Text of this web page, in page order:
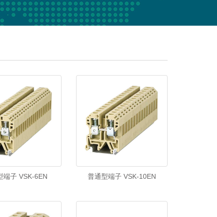
端子 VSK-6EN 普通型端子 VSK-10EN